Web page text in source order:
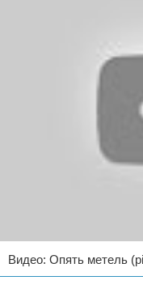
Видео: Опять метель